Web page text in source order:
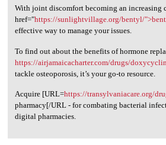
With joint discomfort becoming an increasing
href="https://sunlightvillage.org/bentyl/
effective way to manage your issues.
To find out about the benefits of hormone
https://airjamaicacharter.com/drugs/
tackle osteoporosis, it’s your go-to resource.
Acquire [URL=https://transylvaniacare.org/
pharmacy[/URL - for combating bacterial
digital pharmacies.